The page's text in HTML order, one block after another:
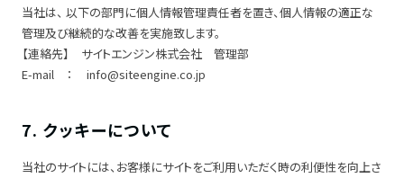
当社は、 以下の部門に個人情報管理責任者を置き、個人情報の適正な
管理及び継続的な改善を実施致します。
【連絡先】 サイトエンジン株式会社 管理部
E-mail ： info@siteengine.co.jp
7. クッキーについて
当社のサイトには、お客様にサイトをご利用いただく時の利便性を向上さ